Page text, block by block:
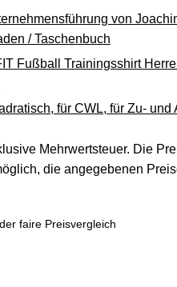
von
/ Taschenbuch
Fußball Trainingsshirt
für CWL, für Zu- und
Mehrwertsteuer. Die
die angegebenen
faire Preisvergleich